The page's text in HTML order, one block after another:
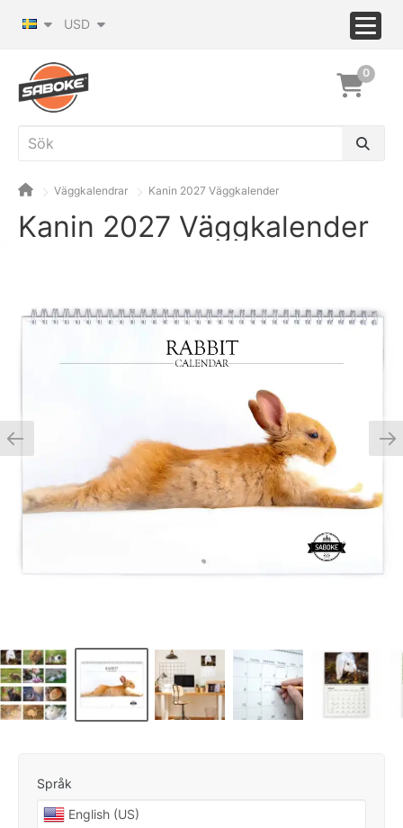
USD
0
Väggkalendrar Kanin 2027 Väggkalender
Kanin 2027 Väggkalender
Språk